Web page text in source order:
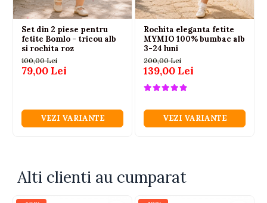
Set din 2 piese pentru
fetite Bomlo - tricou alb
si rochita roz
100,00 Lei
79,00 Lei
VEZI VARIANTE
Rochita eleganta fetite
MYMIO 100% bumbac alb
3-24 luni
200,00 Lei
139,00 Lei
VEZI VARIANTE
Alti clienti au cumparat